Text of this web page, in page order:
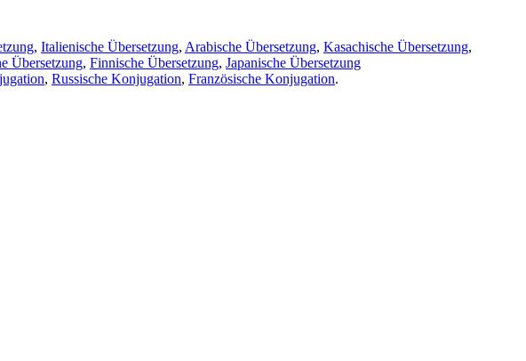
, Italienische Übersetzung, Arabische Übersetzung, Kasachische Übersetzung,
Übersetzung, Finnische Übersetzung, Japanische Übersetzung
, Russische Konjugation, Französische Konjugation.